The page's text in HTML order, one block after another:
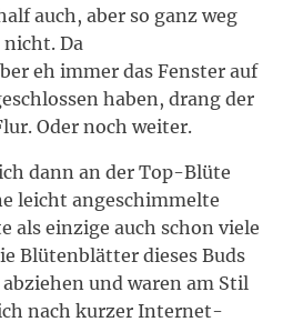
auch, aber so ganz weg
nicht. Da
eh immer das Fenster auf
haben, drang der
Oder noch weiter.
dann an der Top-Blüte
leicht angeschimmelte
als einzige auch schon viele
Blütenblätter dieses Buds
und waren am Stil
nach kurzer Internet-